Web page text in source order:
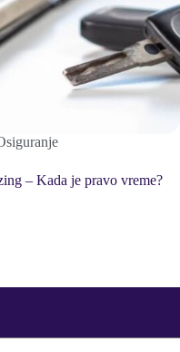
– Kada je pravo vreme?